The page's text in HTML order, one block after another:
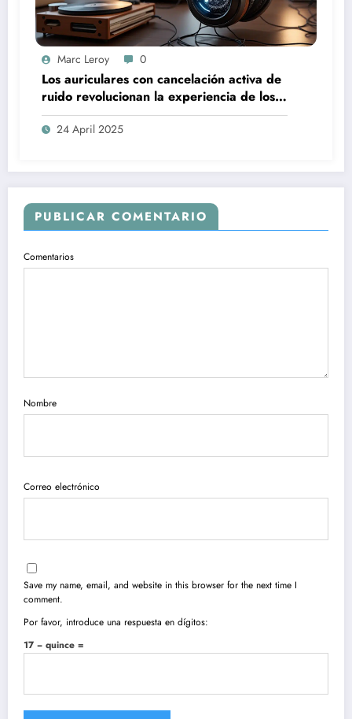
Marc Leroy 0
Los auriculares con cancelación activa de
ruido revolucionan la experiencia de los
audiófilos más exigentes.
24 April 2025
PUBLICAR COMENTARIO
Comentarios
Nombre
Correo electrónico
Save my name, email, and website in this browser for the next time I
comment.
Por favor, introduce una respuesta en dígitos:
17 − quince =